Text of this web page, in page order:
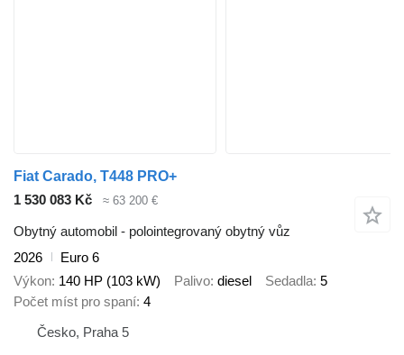
Fiat Carado, T448 PRO+
1 530 083 Kč
≈ 63 200 €
Obytný automobil - polointegrovaný obytný vůz
2026
Euro 6
Výkon 140 HP (103 kW) Palivo diesel Sedadla 5
Počet míst pro spaní 4
Česko, Praha 5